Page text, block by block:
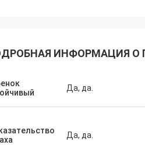
ИНФОРМАЦИЯ О
Да, да.
Да, да.